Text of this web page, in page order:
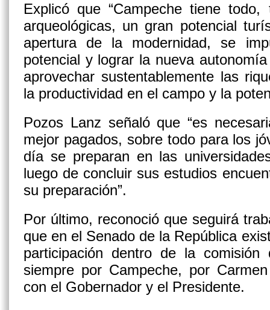
Explicó que “Campeche tiene
arqueológicas, un gran potencial
apertura de la modernidad, se
potencial y lograr la nueva
aprovechar sustentablemente las
la productividad en el campo y la
Pozos Lanz señaló que “es
mejor pagados, sobre todo para los
día se preparan en las
luego de concluir sus estudios
su preparación”.
Por último, reconoció que seguirá
que en el Senado de la República
participación dentro de la comisión
siempre por Campeche, por
con el Gobernador y el Presidente.